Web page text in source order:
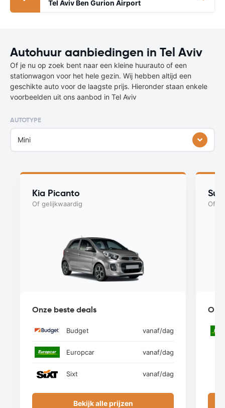
Tel Aviv Ben Gurion Airport
Autohuur aanbiedingen in Tel Aviv
Of je nu op zoek bent naar een kleine huurauto of een
stationwagon voor het hele gezin. Wij hebben altijd een
geschikte auto voor de laagste prijs. Hieronder staan enkele
voorbeelden uit ons aanbod in Tel Aviv
AUTOTYPE
Mini
Kia Picanto
Of gelijkwaardig
Onze beste deals
Budget vanaf/dag
Europcar vanaf/dag
Sixt vanaf/dag
Bekijk alle prijzen
Of